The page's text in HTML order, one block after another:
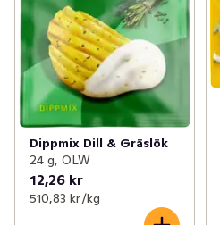
Dippmix Dill & Gräslök
24 g, OLW
12,26 kr
510,83 kr /kg